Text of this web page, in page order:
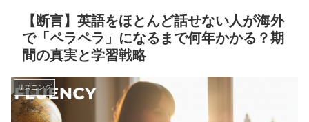
【断言】英語をほとんど話せない人が海外
で「ペラペラ」になるまで何年かかる？期
間の真実と学習戦略
リスニング